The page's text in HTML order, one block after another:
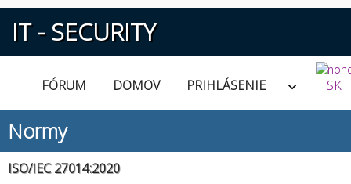
IT - SECURITY
FÓRUM DOMOV PRIHLÁSENIE SK
Normy
ISO/IEC 27014:2020